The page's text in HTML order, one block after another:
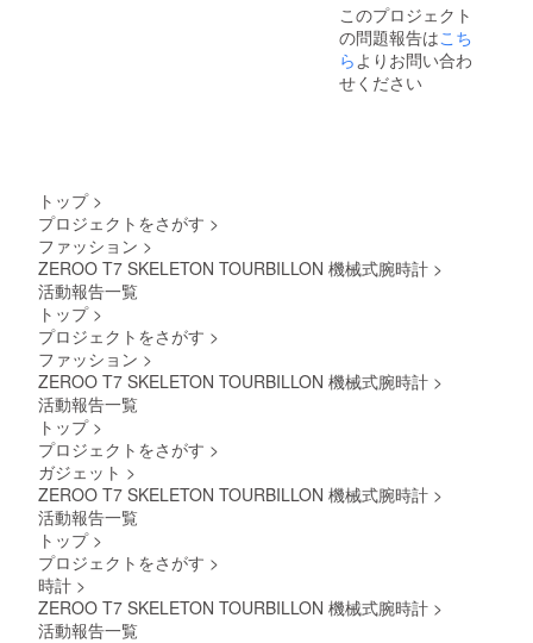
このプロジェクト
の問題報告はこち
ら よりお問い合わ
せください
トップ >
プロジェクトをさがす >
ファッション >
ZEROO T7 SKELETON TOURBILLON 機械式腕時計 >
活動報告一覧
トップ >
プロジェクトをさがす >
ファッション >
ZEROO T7 SKELETON TOURBILLON 機械式腕時計 >
活動報告一覧
トップ >
プロジェクトをさがす >
ガジェット >
ZEROO T7 SKELETON TOURBILLON 機械式腕時計 >
活動報告一覧
トップ >
プロジェクトをさがす >
時計 >
ZEROO T7 SKELETON TOURBILLON 機械式腕時計 >
活動報告一覧